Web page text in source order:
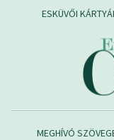
ESKÜVŐI
MEGHÍVÓ